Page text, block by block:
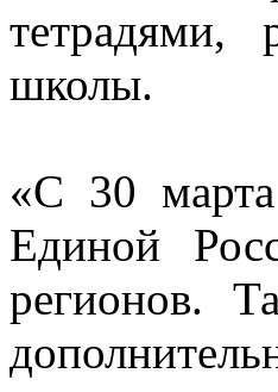
школы.
«С 30
Единой
регионов.